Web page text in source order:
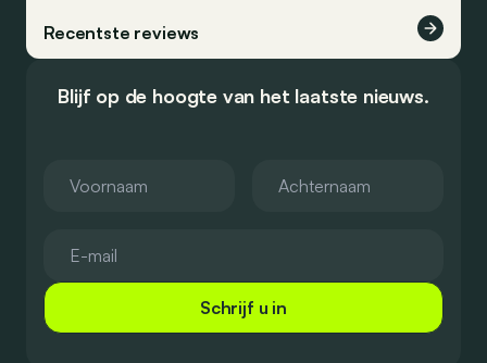
Recentste reviews
Blijf op de hoogte van het laatste nieuws.
Schrijf u in